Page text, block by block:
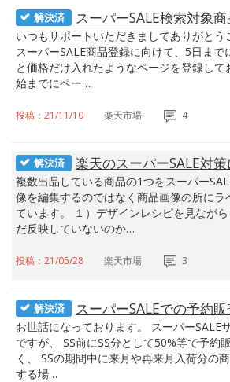
解決済 スーパーSALE検索対象
いつもサポートいただきましてありがと
スーパーSALE商品登録に向けて、5日ま
と価格だけ入れたようなページを登録して
始までにペー…
投稿：21/11/10 楽天市場 4
解決済 楽天のスーパーSALE対
複数出品している商品の1つをスーパー
像を編集するのではなく商品画像の所にラ
ています。 １）デザインレシピを見なが
だ反映していないのか…
投稿：21/05/28 楽天市場 3
解決済 スーパーSALEでの予約販
お世話になっております。 スーパーSALE
ですが、 SS前にSS分として50%等で予約
く、 SSの期間中に来月や再来月入荷分の
する場…